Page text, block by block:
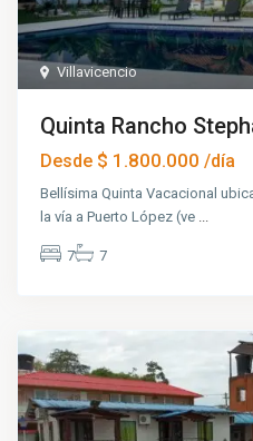
Villavicencio
Quinta Rancho
Desde $ 1.800.000/día
Bellísima Quinta Vacacional
la vía a Puerto López (ve
7 7